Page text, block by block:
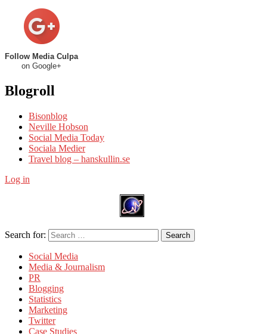
Follow Media Culpa
on Google+
Blogroll
Bisonblog
Neville Hobson
Social Media Today
Sociala Medier
Travel blog – hanskullin.se
Log in
Search for: Search
Social Media
Media & Journalism
PR
Blogging
Statistics
Marketing
Twitter
Case Studies